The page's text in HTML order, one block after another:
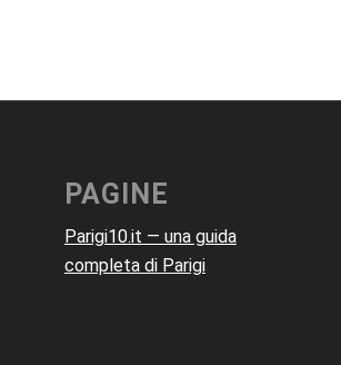
PAGINE
Parigi10.it — una guida
completa di Parigi